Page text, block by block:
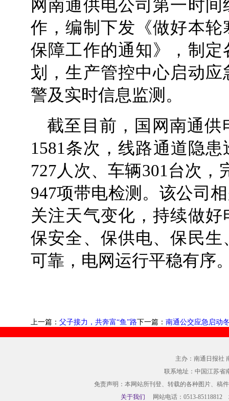
网南通供电公司第一时
作，编制下发《做好本
保障工作的通知》，制
划，生产管控中心启动
警及实时信息监测。
截至目前，国网南通
1581条次，线路通道隐
727人次、车辆301台次，
947项带电检测。该公司
关注天气变化，持续做
保安全、保供电、保民
可靠，电网运行平稳有序
上一篇： 父子接力，共奔富“鱼”路下一篇： 南通公交应急启动
主办：南通日报社
联系地址：中国江苏省
免责声明：本网站所刊登、转载的各种图片、稿
关于我们 网站电话：0513-85118812